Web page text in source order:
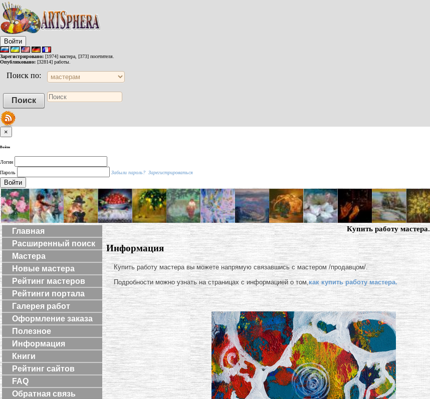
Войти
Зарегистрировано: [1974] мастера, [373] посетителя.
Опубликовано: [32814] работы.
Поиск по:
×
Войти
Логин
Пароль
Забыли пароль? Зарегистрироваться
Войти
Главная
Расширенный поиск
Мастера
Новые мастера
Рейтинг мастеров
Рейтинги портала
Галерея работ
Оформление заказа
Полезное
Информация
Книги
Рейтинг сайтов
FAQ
Обратная связь
Купить работу мастера.
Информация
Купить работу мастера вы можете напрямую связавшись с мастером /продавцом/.
Подробности можно узнать на страницах с информацией о том,как купить работу мастера.